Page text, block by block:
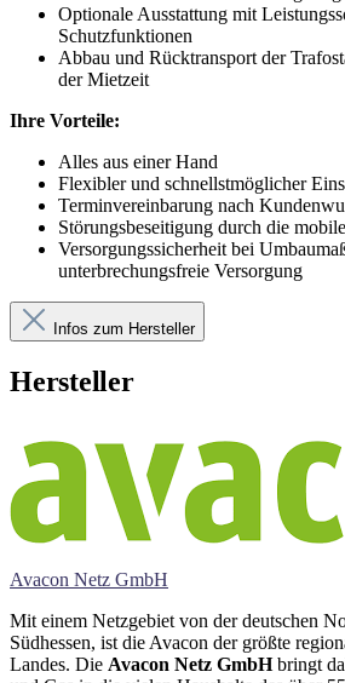
Optionale Ausstattung mit
Schutzfunktionen
Abbau und Rücktransport der
der Mietzeit
Ihre Vorteile:
Alles aus einer Hand
Flexibler und schnellstmöglicher
Terminvereinbarung nach
Störungsbeseitigung durch die
Versorgungssicherheit bei
unterbrechungsfreie Versorgung
Infos zum Hersteller
Hersteller
Avacon Netz GmbH
Mit einem Netzgebiet von der deutschen
Südhessen, ist die Avacon der größte
Landes. Die Avacon Netz GmbHbringt